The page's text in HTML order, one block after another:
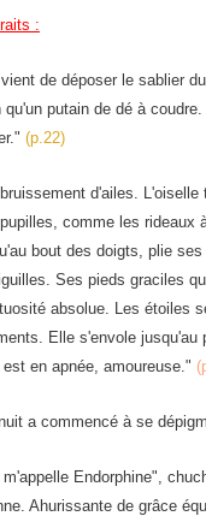
:
de déposer le sablier
qu'un putain de dé à
(p.22)
d'ailes.
comme les rideaux
bout des doigts, plie
Ses pieds graciles
absolue. Les étoiles
Elle s'envole
est en apnée, amoureuse."
a commencé à se
Endorphine",
Ahurissante de grâce